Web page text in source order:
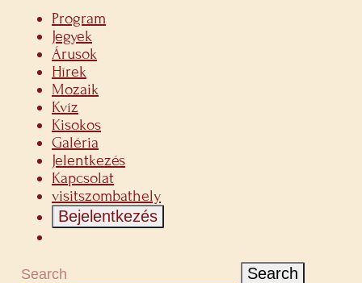
Program
Jegyek
Árusok
Hírek
Mozaik
Kvíz
Kisokos
Galéria
Jelentkezés
Kapcsolat
visitszombathely
Bejelentkezés
Search